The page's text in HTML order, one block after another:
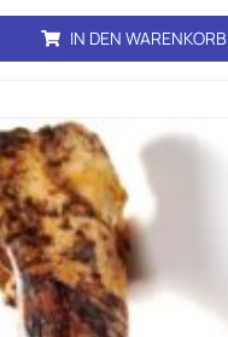
IN DEN WARENKORB